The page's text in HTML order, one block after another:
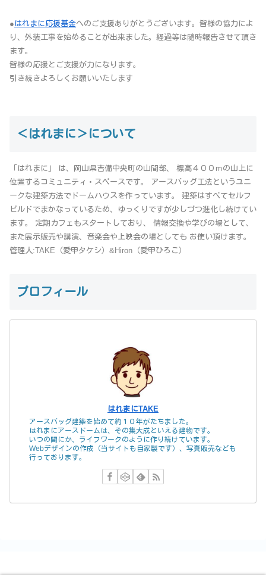
●はれまに応援基金へのご支援ありがとうございます。皆様の協力によ
り、外装工事を始めることが出来ました。経過等は随時報告させて頂き
ます。
皆様の応援とご支援が力になります。
引き続きよろしくお願いいたします
＜はれまに＞について
「はれまに」 は、岡山県吉備中央町の山間部、 標高４００ｍの山上に
位置するコミュニティ・スペースです。 アースバッグ工法というユニ
ークな建築方法でドームハウスを作っています。 建築はすべてセルフ
ビルドでまかなっているため、ゆっくりですが少しづつ進化し続けてい
ます。 定期カフェもスタートしており、 情報交換や学びの場として、
また展示販売や講演、音楽会や上映会の場としても お使い頂けます。
管理人:TAKE（愛甲タケシ）&Hiron（愛甲ひろこ）
プロフィール
はれまにTAKE
アースバッグ建築を始めて約１０年がたちました。
はれまにアースドームは、その集大成といえる建物です。
いつの間にか、ライフワークのように作り続けています。
Webデザインの作成（当サイトも自家製です）、写真販売なども
行っております。